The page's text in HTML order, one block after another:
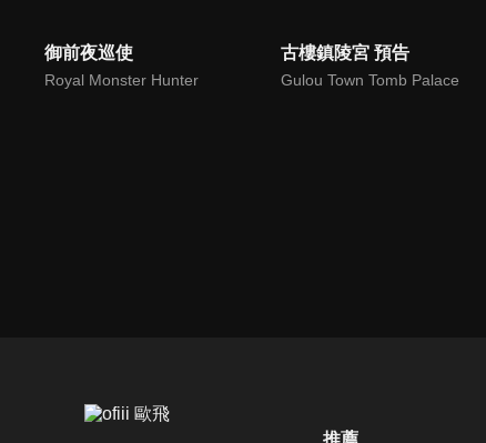
御前夜巡使
Royal Monster Hunter
古樓鎮陵宮 預告
Gulou Town Tomb Palace
推薦